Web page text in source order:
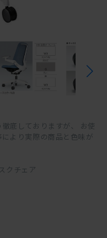
底しておりますが、 お使
より実際の商品と色味が
クチェア